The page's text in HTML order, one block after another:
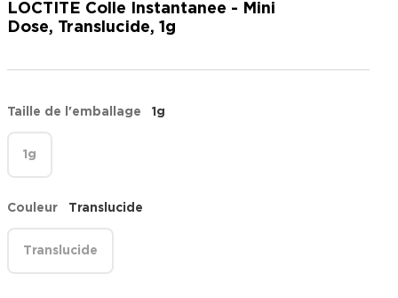
LOCTITE Colle Instantanee - Mini
Dose, Translucide, 1g
Taille de l'emballage 1g
1g
Couleur Translucide
Translucide